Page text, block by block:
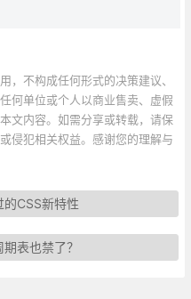
，不构成任何形式的决策建议、
何单位或个人以商业售卖、虚假
文内容。如需分享或转载，请保
侵犯相关权益。感谢您的理解与
的CSS新特性
表也禁了？